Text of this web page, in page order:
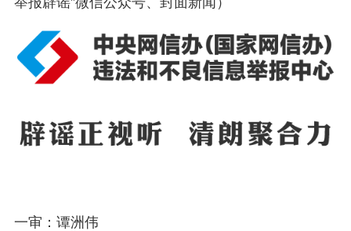
一审：谭洲伟